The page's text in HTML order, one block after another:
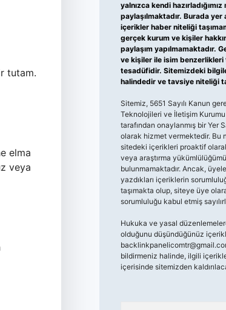
tutam.
elma
veya
yalnızca kendi
paylaşılmaktadır. Burada yer
içerikler haber niteliği
gerçek kurum ve kişiler
paylaşım yapılmamaktadır.
ve kişiler ile isim benzerlikleri
tesadüfidir. Sitemizdeki
halindedir ve tavsiye niteliği
Sitemiz, 5651 Sayılı Kanun
Teknolojileri ve İletişim
tarafından onaylanmış bir Yer
olarak hizmet vermektedir. Bu
sitedeki içerikleri proaktif
veya araştırma
bulunmamaktadır. Ancak,
yazdıkları içeriklerin
taşımakta olup, siteye üye
sorumluluğu kabul etmiş
Hukuka ve yasal
olduğunu düşündüğünüz
bildirmeniz halinde, ilgili
içerisinde sitemizden